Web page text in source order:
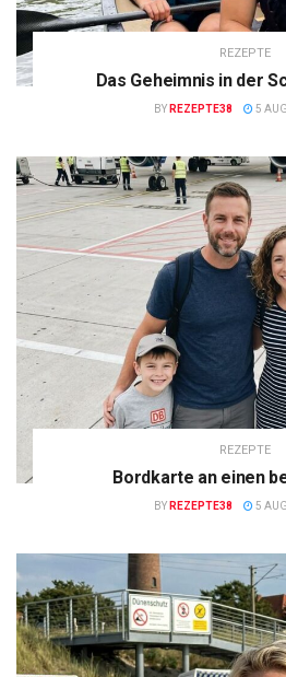
REZEPTE
Das Geheimnis in der
BY REZEPTE38 5
REZEPTE
Bordkarte an einen
BY REZEPTE38 5